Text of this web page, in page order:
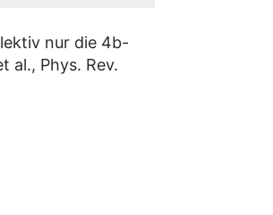
nur die 4b-
al., Phys. Rev.